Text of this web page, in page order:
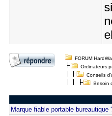
FORUM
Ordinateurs
Conseils
Besoin
Marque fiable portable bureautique